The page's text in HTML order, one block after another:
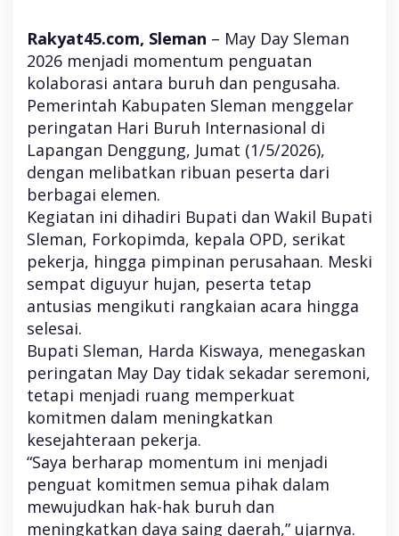
o
n
g
K
o
a
b
o
r
a
s
B
u
r
h
a
n
P
e
n
g
u
s
a
h
a
Rakyat45.com, Sleman – May Day Sleman
2026 menjadi momentum penguatan
kolaborasi antara buruh dan pengusaha.
Pemerintah Kabupaten Sleman menggelar
peringatan Hari Buruh Internasional di
Lapangan Denggung, Jumat (1/5/2026),
dengan melibatkan ribuan peserta dari
berbagai elemen.
Kegiatan ini dihadiri Bupati dan Wakil Bupati
Sleman, Forkopimda, kepala OPD, serikat
pekerja, hingga pimpinan perusahaan. Meski
sempat diguyur hujan, peserta tetap
antusias mengikuti rangkaian acara hingga
selesai.
Bupati Sleman, Harda Kiswaya, menegaskan
peringatan May Day tidak sekadar seremoni,
tetapi menjadi ruang memperkuat
komitmen dalam meningkatkan
kesejahteraan pekerja.
“Saya berharap momentum ini menjadi
penguat komitmen semua pihak dalam
mewujudkan hak-hak buruh dan
meningkatkan daya saing daerah,” ujarnya.